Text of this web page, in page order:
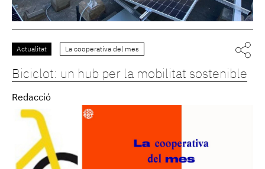
Actualitat La cooperativa del mes
Biciclot: un hub per la mobilitat sostenible
Redacció